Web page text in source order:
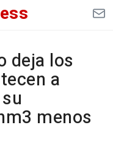
deja los
a
menos